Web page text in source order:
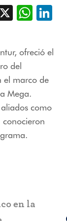
X WhatsApp
ofreció el
del
el marco de
Mega.
como
conocieron
en la